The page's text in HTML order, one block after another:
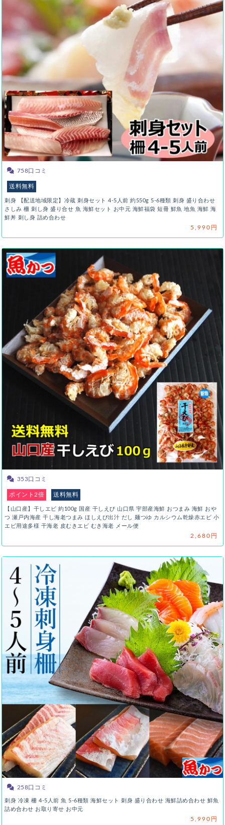
758口コミ
送料無料
刺身 【配送地域限定】冷蔵 刺身セット 4-5人前 約550g 5-6種類 刺身 盛り合わせ
さしみ 柵 刺し身 盛り合せ 魚 海鮮セット お中元 海鮮福袋 短冊 鮮魚 地魚 海鮮 海
鮮丼 刺し身 詰め合わせ
5,990円
353口コミ
ポイント2倍 送料無料
【山口産】干しエビ 約100g 国産 干しえび 山口県 宇部産海鮮 おつまみ 海鮮 おや
つ 瀬戸内海産 干し海老つまみ ほしえび出汁 だし 麺つゆ カルシウム乾燥赤エビ 小
エビ用途多様 干海老 皮むきエビ むき海老 メール便
2,680円
258口コミ
刺身 冷凍 柵 4-5人前 魚 5-6種類 海鮮セット 刺身 盛り合わせ 海鮮詰め合わせ 鮮魚
詰め合わせ お取り寄せ お中元
5,990円